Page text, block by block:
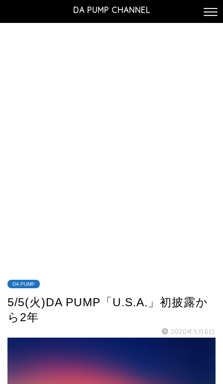
DA PUMP CHANNEL
DA PUMP
5/5(火)DA PUMP「U.S.A.」初披露か
ら2年
2020年5月6日